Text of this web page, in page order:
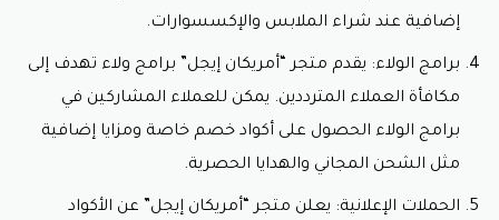
إضافية عند شراء الملابس والإكسسوارات.
برامج الولاء: يقدم متجر “أمريكان إيجل” برامج ولاء تهدف إلى
مكافأة العملاء المترددين. يمكن للعملاء المشاركين في
برامج الولاء الحصول على أكواد خصم خاصة ومزايا إضافية
مثل الشحن المجاني والهدايا الحصرية.
الحملات الإعلانية: يعلن متجر “أمريكان إيجل” عن الأكواد